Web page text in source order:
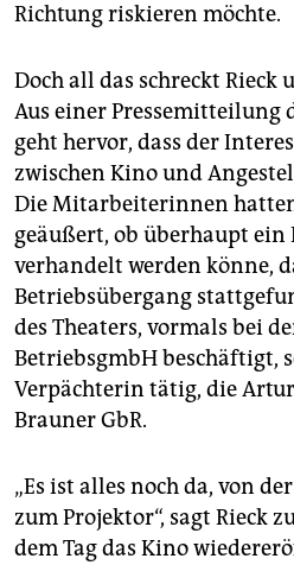
Richtung riskieren möchte.
Doch all das schreckt Rieck
Aus einer
geht hervor, dass der
zwischen Kino und
Die Mitarbeiterinnen
geäußert, ob überhaupt ein
verhandelt werden könne,
Betriebsübergang
des Theaters, vormals bei
BetriebsgmbH beschäftigt,
Verpächterin tätig, die
Brauner GbR.
„Es ist alles noch da, von
zum Projektor“, sagt Rieck
dem Tag das Kino